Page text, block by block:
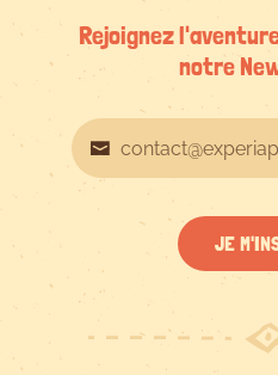
Rejoignez
notre
JE